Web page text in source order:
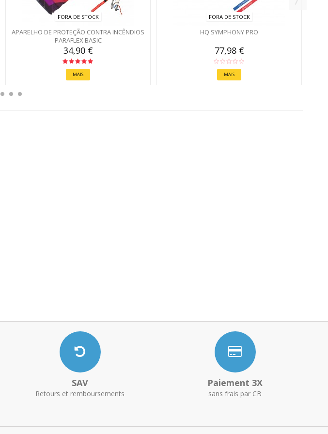
FORA DE STOCK
APARELHO DE PROTEÇÃO CONTRA INCÊNDIOS
PARAFLEX BASIC
34,90 €
MAIS
FORA DE STOCK
HQ SYMPHONY PRO
77,98 €
MAIS
SAV
Retours et remboursements
Paiement 3X
sans frais par CB